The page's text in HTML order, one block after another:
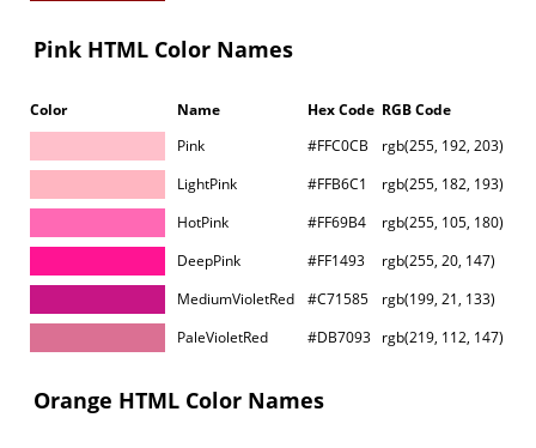
Pink HTML Color Names
Color Name Hex Code RGB Code
Pink
#FFC0CB
rgb(255, 192, 203)
LightPink
#FFB6C1
rgb(255, 182, 193)
HotPink
#FF69B4
rgb(255, 105, 180)
DeepPink
#FF1493
rgb(255, 20, 147)
MediumVioletRed
#C71585
rgb(199, 21, 133)
PaleVioletRed
#DB7093 rgb(219, 112, 147)
Orange HTML Color Names